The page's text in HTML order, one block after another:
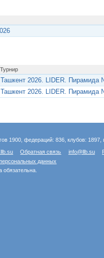
Турнир
Ташкент 2026. LIDER. Пирамида
Ташкент 2026. LIDER. Пирамида
1900, федераций: 836, клубов:
Обратная связь info@llb.su
данных
обязательна.